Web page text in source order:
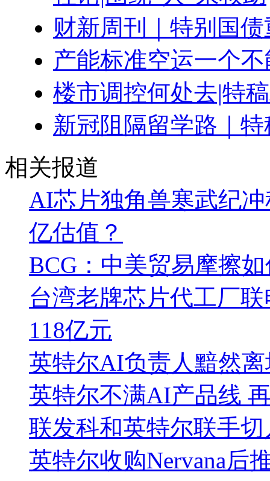
财新周刊｜特别国
产能标准空运一个
楼市调控何处去|特
新冠阻隔留学路｜
相关报道
AI芯片独角兽寒武纪
亿估值？
BCG：中美贸易摩擦
台湾老牌芯片代工厂
118亿元
英特尔AI负责人黯然
英特尔不满AI产品线
联发科和英特尔联手
英特尔收购Nervana后